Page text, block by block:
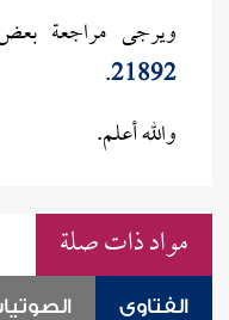
ويرجى مراجعة
21892
.
والله أعلم.
مواد ذات صلة
الفتاوى